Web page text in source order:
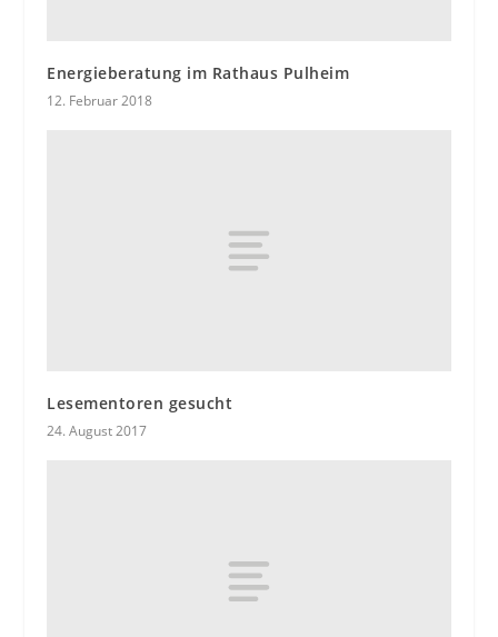
Energieberatung im Rathaus Pulheim
12. Februar 2018
Lesementoren gesucht
24. August 2017